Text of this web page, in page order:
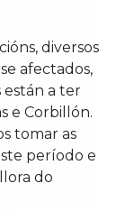
diversos
afectados,
a ter
e Corbillón.
tomar as
período e
do